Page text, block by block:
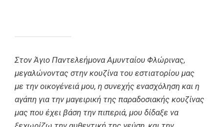
Στον Άγιο Παντελεήμονα Αμυνταίου Φλώρινας,
μεγαλώνοντας στην κουζίνα του εστιατορίου μας
με την οικογένειά μου, η συνεχής ενασχόληση και η
αγάπη για την μαγειρική της παραδοσιακής κουζίνας
μας που έχει βάση την πιπεριά, μου δίδαξε να